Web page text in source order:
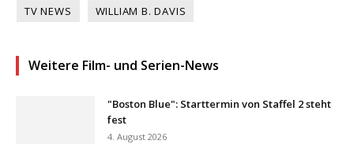
TV NEWS
WILLIAM B. DAVIS
Weitere Film- und Serien-News
"Boston Blue": Starttermin von Staffel 2 steht
fest
4. August 2026